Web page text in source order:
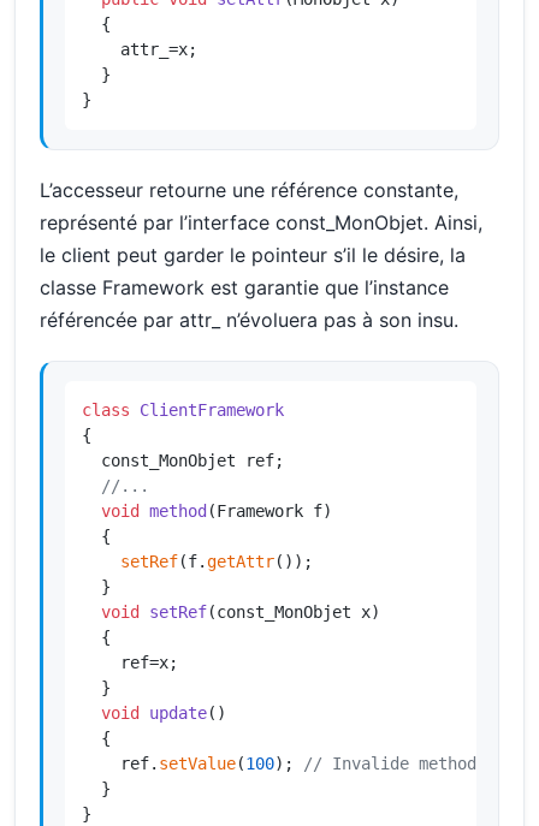
{
    attr_=x;
  }
}
L’accesseur retourne une référence constante,
représenté par l’interface const_MonObjet. Ainsi,
le client peut garder le pointeur s’il le désire, la
classe Framework est garantie que l’instance
référencée par attr_ n’évoluera pas à son insu.
class
ClientFramework
{
  const_MonObjet ref;
//...
void
method (Framework f)
{
setRef(f.getAttr());
  }
void
setRef(const_MonObjet x)
{
    ref=x;
  }
void
update()
{
    ref.
setValue(100);
// Invalide methode !
  }
}